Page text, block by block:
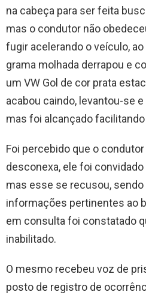
na cabeça para ser feita
mas o condutor não
fugir acelerando o veículo,
grama molhada derrapou e
um VW Gol de cor prata
acabou caindo, levantou-se
mas foi alcançado
Foi percebido que o
desconexa, ele foi
mas esse se recusou,
informações pertinentes ao
em consulta foi constatado
inabilitado.
O mesmo recebeu voz de
posto de registro de